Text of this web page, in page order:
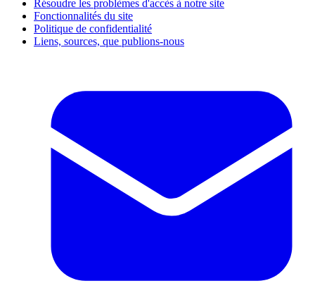
Résoudre les problèmes d'accès à notre site
Fonctionnalités du site
Politique de confidentialité
Liens, sources, que publions-nous